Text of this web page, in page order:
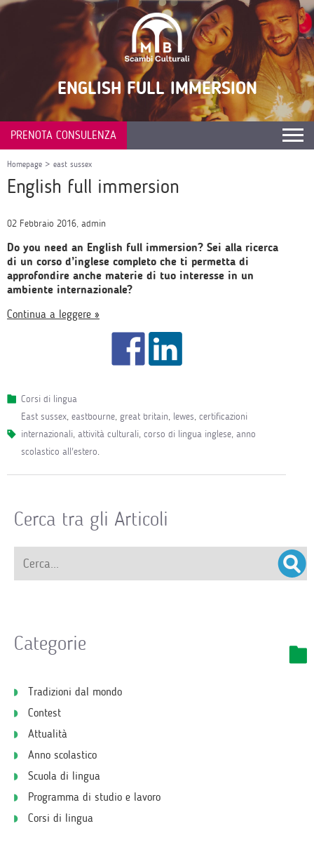
ENGLISH FULL IMMERSION
PRENOTA CONSULENZA
Homepage > east sussex
English full immersion
02 Febbraio 2016, admin
Do you need an English full immersion? Sei alla ricerca
di un corso d’inglese completo che ti permetta di
approfondire anche materie di tuo interesse in un
ambiente internazionale?
Continua a leggere »
Corsi di lingua
east sussex, eastbourne, great britain, lewes, certificazioni
internazionali, attività culturali, corso di lingua inglese, anno
scolastico all'estero.
Cerca tra gli Articoli
Categorie
Tradizioni dal mondo
Contest
Attualità
Anno scolastico
Scuola di lingua
Programma di studio e lavoro
Corsi di lingua